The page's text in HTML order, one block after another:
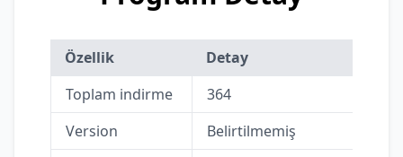
Özellik
Detay
Toplam indirme
364
Version
Belirtilmemiş